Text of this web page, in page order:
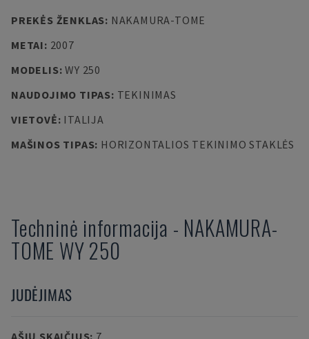
PREKĖS ŽENKLAS: NAKAMURA-TOME
METAI: 2007
MODELIS:WY 250
NAUDOJIMO TIPAS: TEKINIMAS
VIETOVĖ: ITALIJA
MAŠINOS TIPAS: HORIZONTALIOS TEKINIMO STAKLĖS
Techninė informacija - NAKAMURA-
TOME WY 250
JUDĖJIMAS
AŠIŲ SKAIČIUS: 7